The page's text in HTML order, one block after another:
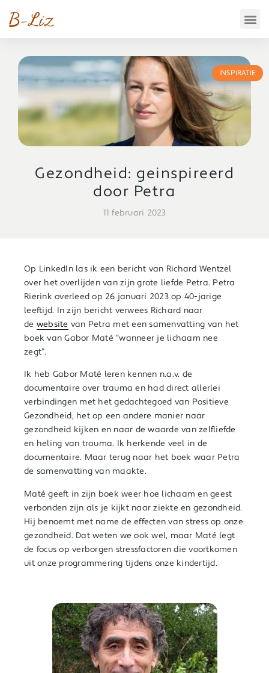
INSPIRATIE
Gezondheid: geinspireerd
door Petra
11 februari 2023
Op LinkedIn las ik een bericht van Richard Wentzel
over het overlijden van zijn grote liefde Petra. Petra
Rierink overleed op 26 januari 2023 op 40-jarige
leeftijd. In zijn bericht verwees Richard naar
de website van Petra met een samenvatting van het
boek van Gabor Maté “wanneer je lichaam nee
zegt”.
Ik heb Gabor Maté leren kennen n.a.v. de
documentaire over trauma en had direct allerlei
verbindingen met het gedachtegoed van Positieve
Gezondheid, het op een andere manier naar
gezondheid kijken en naar de waarde van zelfliefde
en heling van trauma. Ik herkende veel in de
documentaire. Maar terug naar het boek waar Petra
de samenvatting van maakte.
Maté geeft in zijn boek weer hoe lichaam en geest
verbonden zijn als je kijkt naar ziekte en gezondheid.
Hij benoemt met name de effecten van stress op onze
gezondheid. Dat weten we ook wel, maar Maté legt
de focus op verborgen stressfactoren die voortkomen
uit onze programmering tijdens onze kindertijd.